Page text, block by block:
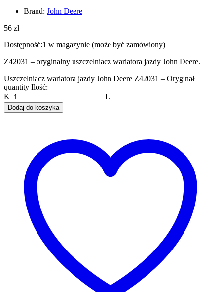
Brand: John Deere
56 zł
Dostępność:1 w magazynie (może być zamówiony)
Z42031 – oryginalny uszczelniacz wariatora jazdy John Deere.
Uszczelniacz wariatora jazdy John Deere Z42031 – Oryginał
quantity Ilość:
Dodaj do koszyka